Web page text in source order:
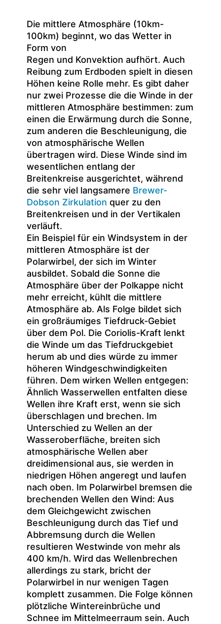
Die mittlere Atmosphäre (10km-
100km) beginnt, wo das Wetter in
Form von
Regen und Konvektion aufhört. Auch
Reibung zum Erdboden spielt in diesen
Höhen keine Rolle mehr. Es gibt daher
nur zwei Prozesse die die Winde in der
mittleren Atmosphäre bestimmen: zum
einen die Erwärmung durch die Sonne,
zum anderen die Beschleunigung, die
von atmosphärische Wellen
übertragen wird. Diese Winde sind im
wesentlichen entlang der
Breitenkreise ausgerichtet, während
die sehr viel langsamere Brewer-
Dobson Zirkulation quer zu den
Breitenkreisen und in der Vertikalen
verläuft.
Ein Beispiel für ein Windsystem in der
mittleren Atmosphäre ist der
Polarwirbel, der sich im Winter
ausbildet. Sobald die Sonne die
Atmosphäre über der Polkappe nicht
mehr erreicht, kühlt die mittlere
Atmosphäre ab. Als Folge bildet sich
ein großräumiges Tiefdruck-Gebiet
über dem Pol. Die Coriolis-Kraft lenkt
die Winde um das Tiefdruckgebiet
herum ab und dies würde zu immer
höheren Windgeschwindigkeiten
führen. Dem wirken Wellen entgegen:
Ähnlich Wasserwellen entfalten diese
Wellen ihre Kraft erst, wenn sie sich
überschlagen und brechen. Im
Unterschied zu Wellen an der
Wasseroberfläche, breiten sich
atmosphärische Wellen aber
dreidimensional aus, sie werden in
niedrigen Höhen angeregt und laufen
nach oben. Im Polarwirbel bremsen die
brechenden Wellen den Wind: Aus
dem Gleichgewicht zwischen
Beschleunigung durch das Tief und
Abbremsung durch die Wellen
resultieren Westwinde von mehr als
400 km/h. Wird das Wellenbrechen
allerdings zu stark, bricht der
Polarwirbel in nur wenigen Tagen
komplett zusammen. Die Folge können
plötzliche Wintereinbrüche und
Schnee im Mittelmeerraum sein. Auch